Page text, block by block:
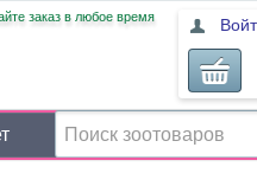
заказ в любое время